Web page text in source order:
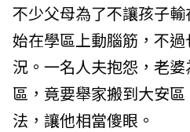
不少父母為了不讓孩子
始在學區上動腦筋，不
況。一名人夫抱怨，老
區，竟要舉家搬到大安
法，讓他相當傻眼。